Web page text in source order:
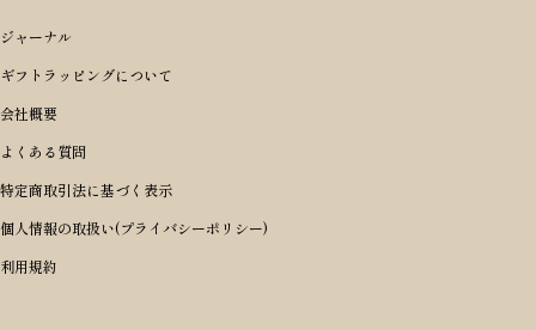
リュックサック・デイパック・バックパック
ショルダーバッグ
ボディバッグ・ウエストバッグ
長財布
二つ折り財布
三つ折り財布
コインケース・小銭入れ
m＋ エムピウ
PORTER 吉田カバン ポーター
BRIEFING ブリーフィング
Dakota ダコタ
CLEDRAN クレドラン
aniary アニアリ
CIE シー
オリジナルランドセル
女の子ランドセル
男の子ランドセル
ランドセル小物・その他
レッド
ピンク
パープル(ラベンダー)
価格から選ぶ
〜49,999円
50,000円〜59,999円
60,000円〜69,999円
70,000円〜79,999円
80,000円〜
アイテムから選ぶ
キャディバッグ
ヘッドカバー
ゴルフ小物
ゴルフウェア/アクセサリー
ブランドから選ぶ
BRIEFING ブリーフィング
master-piece マスターピース
JONES ジョーンズ
木の庄帆布
シーンから探す
誕生日
結婚祝い
出産祝い
入学・進学祝い
成人祝い
就職・栄転祝い
性別・年齢から探す
男性向け
女性向け
10代
20代
30代
予算から探す
〜4,999円
5,000円〜9,999円
10,000円〜19,999円
20,000円〜29,999円
ジャーナル
ギフトラッピングについて
会社概要
よくある質問
特定商取引法に基づく表示
個人情報の取扱い(プライバシーポリシー)
利用規約